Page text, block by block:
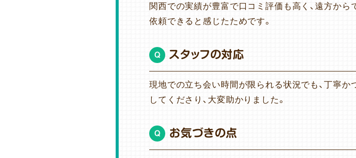
関西での実績が豊富で口コミ評価も高く、遠方から
依頼できると感じたためです。
Q スタッフの対応
現地での立ち会い時間が限られる状況でも、丁寧か
してくださり、大変助かりました。
Q お気づきの点